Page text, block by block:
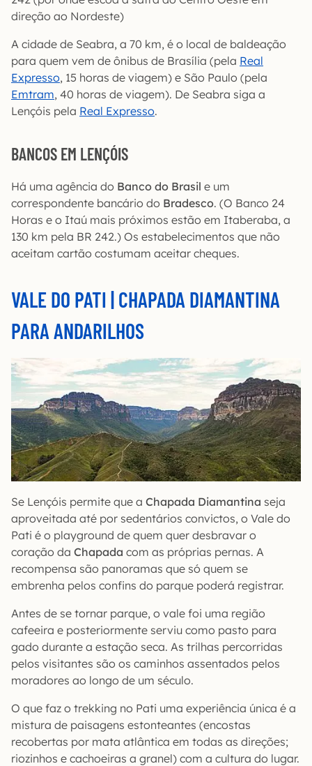
direção ao Nordeste)
A cidade de Seabra, a 70 km, é o local de baldeação
para quem vem de ônibus de Brasília (pela Real
Expresso, 15 horas de viagem) e São Paulo (pela
Emtram, 40 horas de viagem). De Seabra siga a
Lençóis pela Real Expresso.
BANCOS EM LENÇÓIS
Há uma agência do Banco do Brasil e um
correspondente bancário do Bradesco. (O Banco 24
Horas e o Itaú mais próximos estão em Itaberaba, a
130 km pela BR 242.) Os estabelecimentos que não
aceitam cartão costumam aceitar cheques.
VALE DO PATI | CHAPADA DIAMANTINA
PARA ANDARILHOS
Se Lençóis permite que a Chapada Diamantina seja
aproveitada até por sedentários convictos, o Vale do
Pati é o playground de quem quer desbravar o
coração da Chapada com as próprias pernas. A
recompensa são panoramas que só quem se
embrenha pelos confins do parque poderá registrar.
Antes de se tornar parque, o vale foi uma região
cafeeira e posteriormente serviu como pasto para
gado durante a estação seca. As trilhas percorridas
pelos visitantes são os caminhos assentados pelos
moradores ao longo de um século.
O que faz o trekking no Pati uma experiência única é a
mistura de paisagens estonteantes (encostas
recobertas por mata atlântica em todas as direções;
riozinhos e cachoeiras a granel) com a cultura do lugar.